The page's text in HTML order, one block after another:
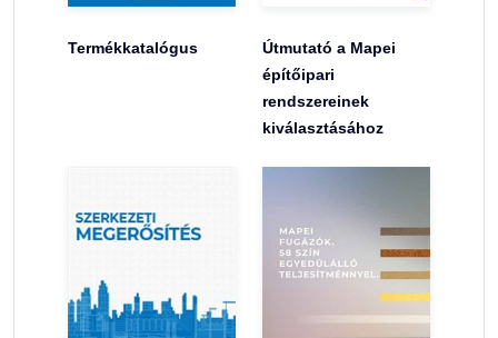
Termékkatalógus
Útmutató a Mapei
építőipari
rendszereinek
kiválasztásához